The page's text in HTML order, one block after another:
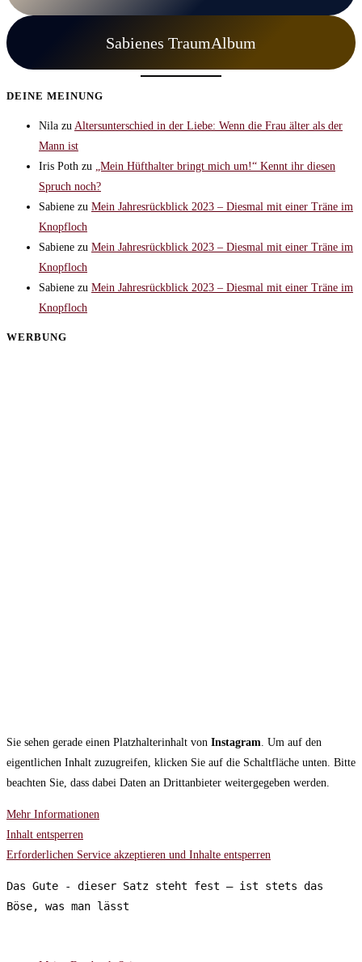
Sabienes TraumAlbum
DEINE MEINUNG
Nila zu Altersunterschied in der Liebe: Wenn die Frau älter als der
Mann ist
Iris Poth zu
„Mein Hüfthalter bringt mich um!“ Kennt ihr diesen
Spruch noch?
Sabiene zu Mein Jahresrückblick 2023 – Diesmal mit einer Träne im
Knopfloch
Sabiene zu Mein Jahresrückblick 2023 – Diesmal mit einer Träne im
Knopfloch
Sabiene zu Mein Jahresrückblick 2023 – Diesmal mit einer Träne im
Knopfloch
WERBUNG
Sie sehen gerade einen Platzhalterinhalt von Instagram . Um auf den
eigentlichen Inhalt zuzugreifen, klicken Sie auf die Schaltfläche unten. Bitte
beachten Sie, dass dabei Daten an Drittanbieter weitergegeben werden.
Mehr Informationen
Inhalt entsperren
Erforderlichen Service akzeptieren und Inhalte entsperren
Das Gute - dieser Satz steht fest – ist stets das
Böse, was man lässt